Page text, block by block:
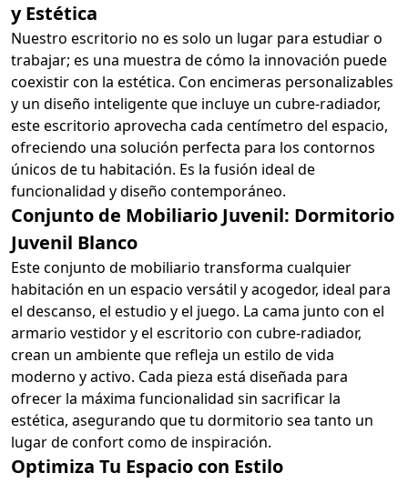
y Estética
Nuestro escritorio no es solo un lugar para estudiar o
trabajar; es una muestra de cómo la innovación puede
coexistir con la estética. Con encimeras personalizables
y un diseño inteligente que incluye un cubre-radiador,
este escritorio aprovecha cada centímetro del espacio,
ofreciendo una solución perfecta para los contornos
únicos de tu habitación. Es la fusión ideal de
funcionalidad y diseño contemporáneo.
Conjunto de Mobiliario Juvenil: Dormitorio
Juvenil Blanco
Este conjunto de mobiliario transforma cualquier
habitación en un espacio versátil y acogedor, ideal para
el descanso, el estudio y el juego. La cama junto con el
armario vestidor y el escritorio con cubre-radiador,
crean un ambiente que refleja un estilo de vida
moderno y activo. Cada pieza está diseñada para
ofrecer la máxima funcionalidad sin sacrificar la
estética, asegurando que tu dormitorio sea tanto un
lugar de confort como de inspiración.
Optimiza Tu Espacio con Estilo